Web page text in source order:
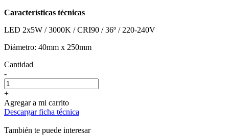
Características técnicas
LED 2x5W / 3000K / CRI90 / 36º / 220-240V
Diámetro: 40mm x 250mm
Cantidad
-
+
Agregar a mi carrito
Descargar ficha técnica
También te puede interesar